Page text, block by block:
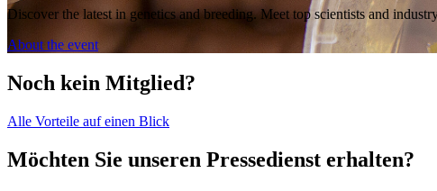
Discover the latest in genetics and breeding. Meet top scientists and
About the event
Noch kein Mitglied?
Alle Vorteile auf einen Blick
Möchten Sie unseren Pressedienst erhalten?